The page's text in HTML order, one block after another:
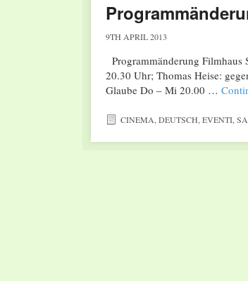
9TH APRIL 2013
Programmänderung
20.30 Uhr; Thomas Heise:
Glaube Do – Mi 20.00 …
CINEMA,DEUTSCH,EVENTI,